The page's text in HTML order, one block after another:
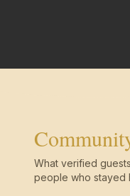
What verified
people who stayed